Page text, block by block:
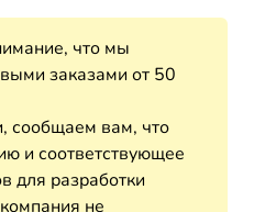
что мы
заказами от 50
сообщаем вам, что
и соответствующее
для разработки
не